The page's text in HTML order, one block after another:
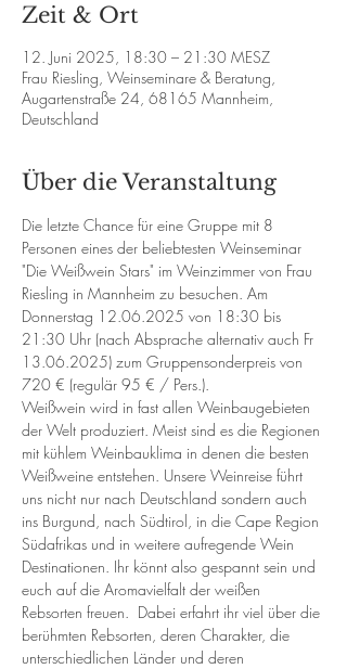
Zeit & Ort
12. Juni 2025, 18:30 – 21:30 MESZ
Frau Riesling, Weinseminare & Beratung,
Augartenstraße 24, 68165 Mannheim,
Deutschland
Über die Veranstaltung
Die letzte Chance für eine Gruppe mit 8
Personen eines der beliebtesten Weinseminar
"Die Weißwein Stars" im Weinzimmer von Frau
Riesling in Mannheim zu besuchen. Am
Donnerstag 12.06.2025 von 18:30 bis
21:30 Uhr (nach Absprache alternativ auch Fr
13.06.2025) zum Gruppensonderpreis von
720 € (regulär 95 € / Pers.).
Weißwein wird in fast allen Weinbaugebieten
der Welt produziert. Meist sind es die Regionen
mit kühlem Weinbauklima in denen die besten
Weißweine entstehen. Unsere Weinreise führt
uns nicht nur nach Deutschland sondern auch
ins Burgund, nach Südtirol, in die Cape Region
Südafrikas und in weitere aufregende Wein
Destinationen. Ihr könnt also gespannt sein und
euch auf die Aromavielfalt der weißen
Rebsorten freuen.  Dabei erfahrt ihr viel über die
berühmten Rebsorten, deren Charakter, die
unterschiedlichen Länder und deren